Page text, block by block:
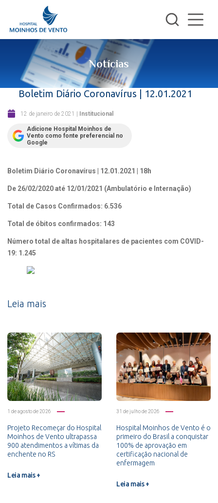
Notícias
Boletim Diário Coronavírus | 12.01.2021
12 de janeiro de 2021 | Institucional
Adicione Hospital Moinhos de
Vento como fonte preferencial no
Google
Boletim Diário Coronavírus | 12.01.2021 | 18h
De 26/02/2020 até 12/01/2021 (Ambulatório e Internação)
Total de Casos Confirmados: 6.536
Total de óbitos confirmados: 143
Número total de altas hospitalares de pacientes com COVID-
19: 1.245
Leia mais
1 de agosto de 2026
Projeto Recomeçar do Hospital
Moinhos de Vento ultrapassa
900 atendimentos a vítimas da
enchente no RS
Leia mais +
31 de julho de 2026
Hospital Moinhos de Vento é o
primeiro do Brasil a conquistar
100% de aprovação em
certificação nacional de
enfermagem
Leia mais +